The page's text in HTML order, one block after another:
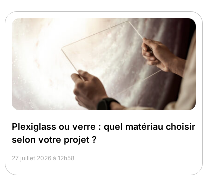
Plexiglass ou verre : quel matériau choisir
selon votre projet ?
27 juillet 2026 à 12h58